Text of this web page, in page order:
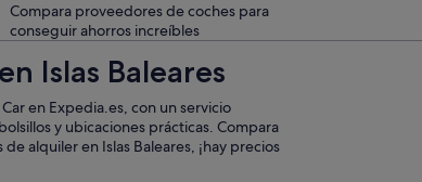
Compara proveedores de coches para
conseguir ahorros increíbles
Islas Baleares
en Expedia.es, con un servicio
y ubicaciones prácticas. Compara
alquiler en Islas Baleares, ¡hay precios